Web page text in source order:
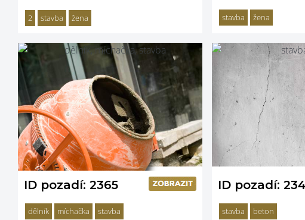
2 stavba žena stavba žena
ID pozadí: 2365
dělník míchačka stavba
ID pozadí:
stavba beton